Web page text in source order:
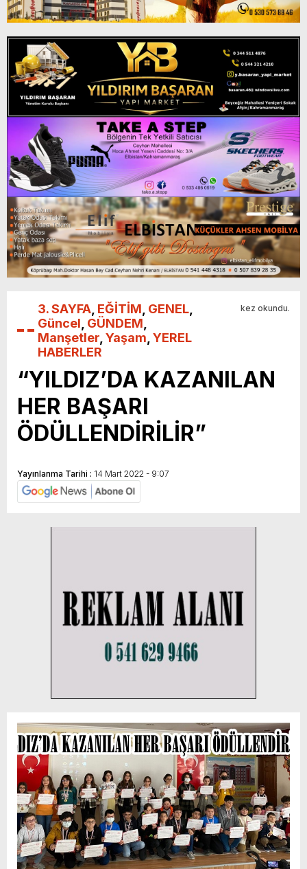
3. SAYFA EĞİTİM GENEL
Güncel GÜNDEM
Manşetler Yaşam YEREL
HABERLER
kez okundu.
“YILDIZ’DA KAZANILAN
HER BAŞARI
ÖDÜLLENDİRİLİR”
Yayınlanma Tarihi : 14 Mart 2022 - 9:07